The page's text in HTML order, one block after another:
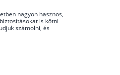
nagyon hasznos,
is kötni
számolni, és